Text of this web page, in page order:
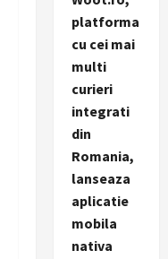
platforma
cu cei mai
multi
curieri
integrati
din
Romania,
lanseaza
aplicatie
mobila
nativa